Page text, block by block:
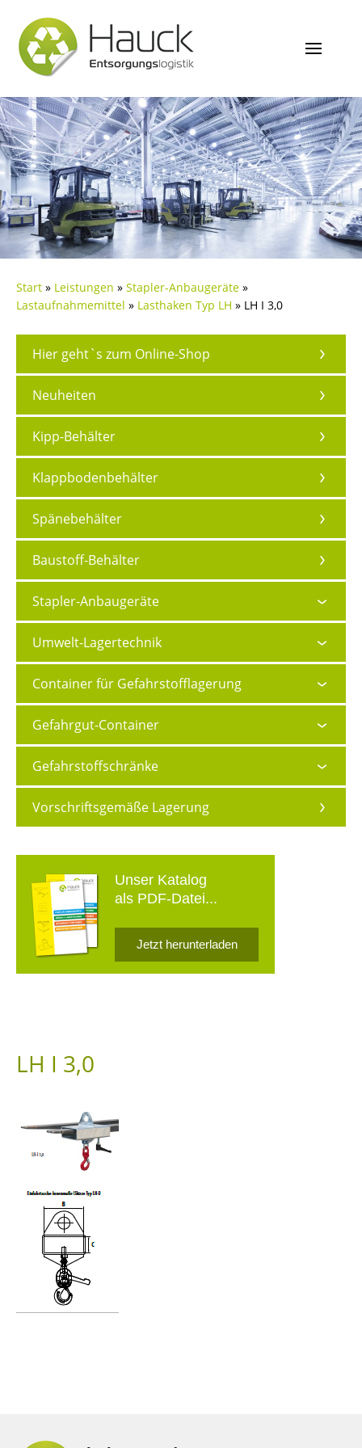
Start » Leistungen » Stapler-Anbaugeräte »
Lastaufnahmemittel » Lasthaken Typ LH » LH I 3,0
Hier geht`s zum Online-Shop
Neuheiten
Kipp-Behälter
Klappbodenbehälter
Spänebehälter
Baustoff-Behälter
Stapler-Anbaugeräte
Umwelt-Lagertechnik
Container für Gefahrstofflagerung
Gefahrgut-Container
Gefahrstoffschränke
Vorschriftsgemäße Lagerung
Unser Katalog
als PDF-Datei...
Jetzt herunterladen
LH I 3,0